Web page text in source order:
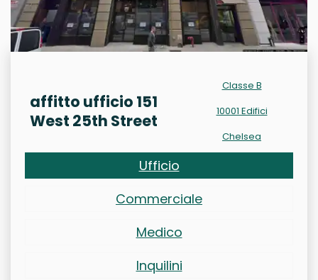
affitto ufficio 151
West 25th Street
Classe B
10001 Edifici
Chelsea
Ufficio
Commerciale
Medico
Inquilini